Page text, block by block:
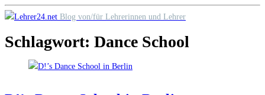
Skip
content
Blog von/für Lehrerinnen und Lehrer
Schlagwort: Dance School